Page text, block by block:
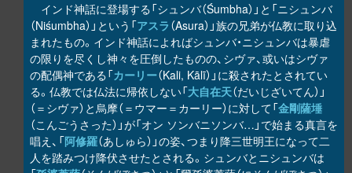
インド神話に登場する「シュンバ（Śumbha）」と「ニシュンバ
（Niśumbha）」という「アスラ （Asura）」族の兄弟が仏教に取り込
まれたもの。インド神話によればシュンバ・ニシュンバは暴虐
の限りを尽くし神々を圧倒したものの、シヴァ、或いはシヴァ
の配偶神である「カーリー（Kali, Kālī）」に殺されたとされてい
る。仏教では仏法に帰依しない「大自在天（だいじざいてん）」
（＝シヴァ）と烏摩（＝ウマー＝カーリー）に対して「金剛薩埵
（こんごうさった）」が「オン ソンバニソンバ…」で始まる真言を
唱え、「阿修羅（あしゅら）」の姿、つまり降三世明王になって二
人を踏みつけ降伏させたとされる。シュンバとニシュンバは